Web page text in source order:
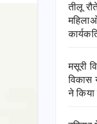
तीलू
मसूरी
विकास
ने किया